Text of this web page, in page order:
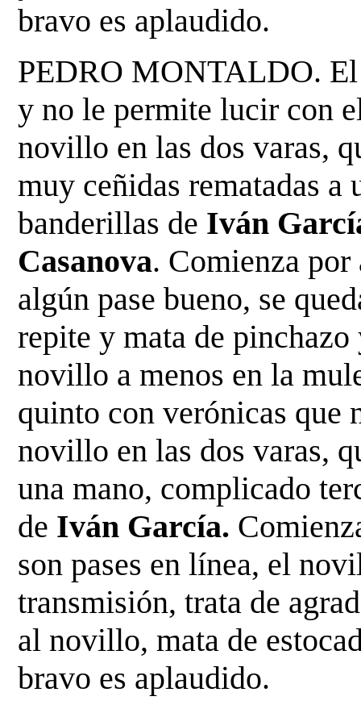
bravo es aplaudido.
PEDRO MONTALDO. El
y no le permite lucir con
novillo en las dos varas,
muy ceñidasrematadas a
banderillas de Iván
Casanova. Comienza
algún pase bueno, se
repite y mata de
novillo a menos en la
quinto con verónicas que
novillo en las dos varas,
una mano, complicado
de Iván García.
sonpases en línea, el
transmisión, trata de
al novillo, mata de
bravo es aplaudido.